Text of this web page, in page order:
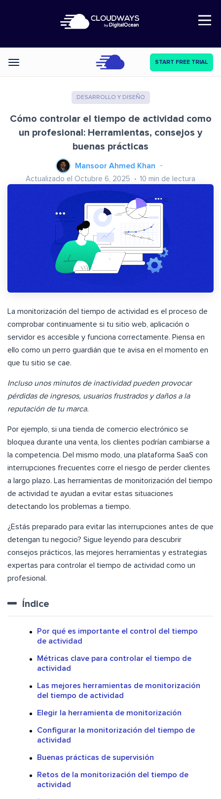
Open Nav
Categories START FREE TRIAL
DESARROLLO Y DISEÑO
Cómo controlar el tiempo de actividad como
un profesional: Herramientas, consejos y
buenas prácticas
Mansoor Ahmed Khan
Actualizado el Octubre 6, 2025 10 min de lectura
La monitorización del tiempo de actividad es el proceso de
comprobar continuamente si tu sitio web, aplicación o
servidor es accesible y funciona correctamente. Piensa en
ello como un perro guardián que te avisa en el momento en
que tu sitio se cae.
Incluso unos minutos de inactividad pueden provocar
pérdidas de ingresos, usuarios frustrados y daños a la
reputación de tu marca.
Por ejemplo, si una tienda de comercio electrónico se
bloquea durante una venta, los clientes podrían cambiarse a
la competencia. Del mismo modo, una plataforma SaaS con
interrupciones frecuentes corre el riesgo de perder clientes
a largo plazo. Las herramientas de monitorización del tiempo
de actividad te ayudan a evitar estas situaciones
detectando los problemas a tiempo.
¿Estás preparado para evitar las interrupciones antes de que
detengan tu negocio? Sigue leyendo para descubrir
consejos prácticos, las mejores herramientas y estrategias
expertas para controlar el tiempo de actividad como un
profesional.
Índice
Por qué es importante el control del tiempo
de actividad
Métricas clave para controlar el tiempo de
actividad
Las mejores herramientas de monitorización
del tiempo de actividad
Elegir la herramienta de monitorización
Configurar la monitorización del tiempo de
actividad
Buenas prácticas de supervisión
Retos de la monitorización del tiempo de
actividad